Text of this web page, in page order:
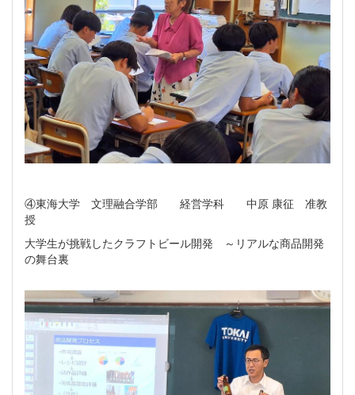
④東海大学 文理融合学部 経営学科 中原 康征 准教
授
大学生が挑戦したクラフトビール開発 ～リアルな商品開発
の舞台裏